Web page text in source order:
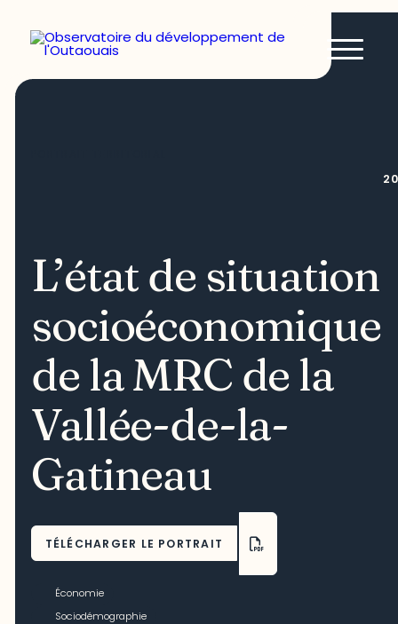
L’état de situation
socioéconomique
de la MRC de la
Vallée-de-la-
Gatineau
TÉLÉCHARGER LE PORTRAIT
Économie
Sociodémographie